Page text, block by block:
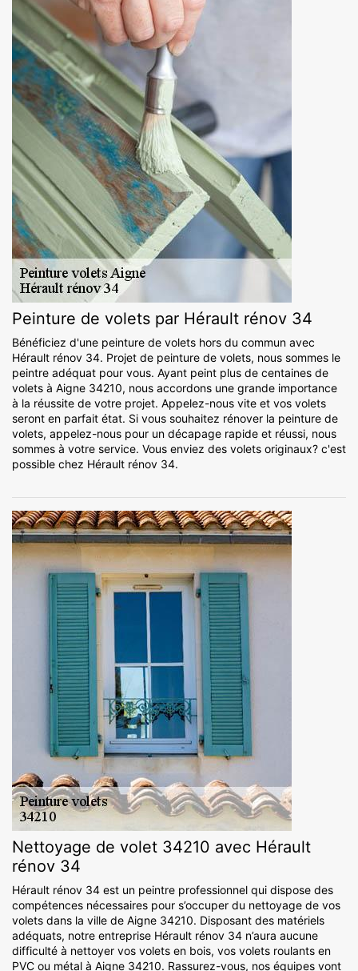
Peinture de volets par Hérault rénov 34
Bénéficiez d'une peinture de volets hors du commun avec
Hérault rénov 34. Projet de peinture de volets, nous sommes le
peintre adéquat pour vous. Ayant peint plus de centaines de
volets à Aigne 34210, nous accordons une grande importance
à la réussite de votre projet. Appelez-nous vite et vos volets
seront en parfait état. Si vous souhaitez rénover la peinture de
volets, appelez-nous pour un décapage rapide et réussi, nous
sommes à votre service. Vous enviez des volets originaux? c'est
possible chez Hérault rénov 34.
Nettoyage de volet 34210 avec Hérault
rénov 34
Hérault rénov 34 est un peintre professionnel qui dispose des
compétences nécessaires pour s’occuper du nettoyage de vos
volets dans la ville de Aigne 34210. Disposant des matériels
adéquats, notre entreprise Hérault rénov 34 n’aura aucune
difficulté à nettoyer vos volets en bois, vos volets roulants en
PVC ou métal à Aigne 34210. Rassurez-vous, nos équipes vont